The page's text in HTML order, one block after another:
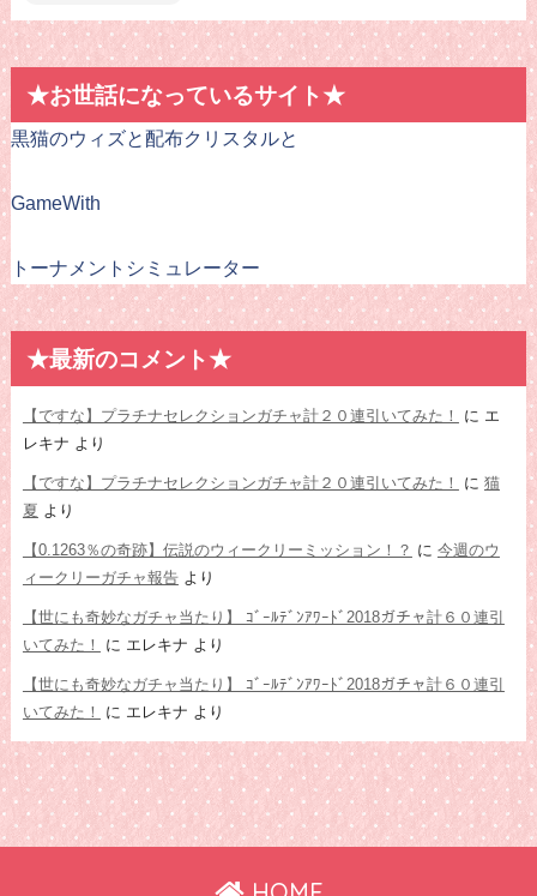
★お世話になっているサイト★
黒猫のウィズと配布クリスタルと
GameWith
トーナメントシミュレーター
★最新のコメント★
【ですな】プラチナセレクションガチャ計２０連引いてみた！ に エ
レキナ より
【ですな】プラチナセレクションガチャ計２０連引いてみた！ に 猫
夏 より
【0.1263％の奇跡】伝説のウィークリーミッション！？ に 今週のウ
ィークリーガチャ報告より
【世にも奇妙なガチャ当たり】 ｺﾞｰﾙﾃﾞﾝｱﾜｰﾄﾞ2018ガチャ計６０連引
いてみた！
に エレキナ より
【世にも奇妙なガチャ当たり】 ｺﾞｰﾙﾃﾞﾝｱﾜｰﾄﾞ2018ガチャ計６０連引
いてみた！
に エレキナ より